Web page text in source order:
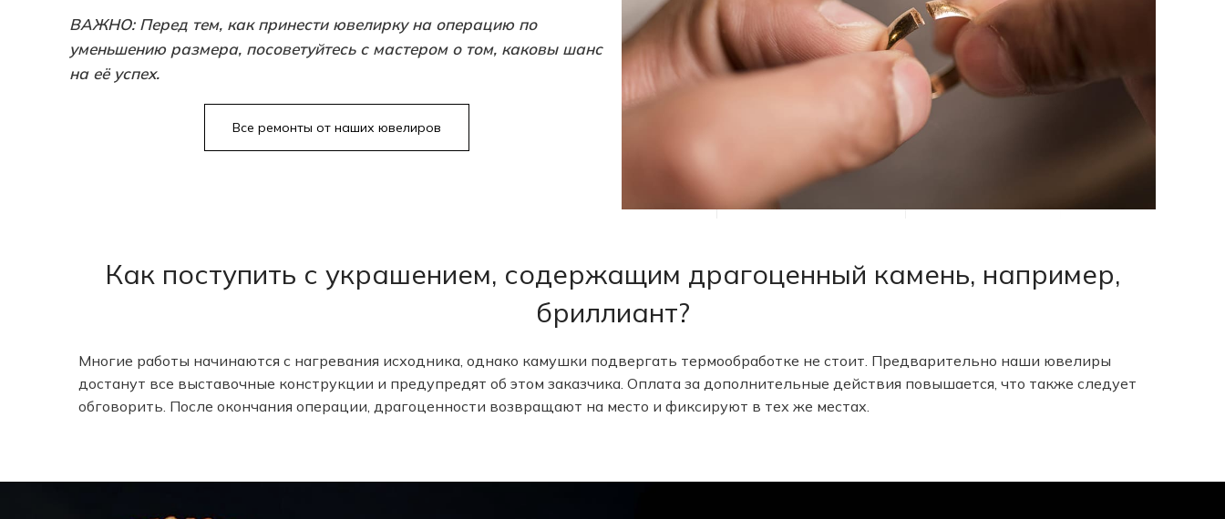
ВАЖНО: Перед тем, как принести ювелирку на операцию по
уменьшению размера, посоветуйтесь с мастером о том, каковы шанс
на её успех.
Все ремонты от наших ювелиров
Как поступить с украшением, содержащим драгоценный камень, например,
бриллиант?
Многие работы начинаются с нагревания исходника, однако камушки подвергать термообработке не стоит. Предварительно наши ювелиры
достанут все выставочные конструкции и предупредят об этом заказчика. Оплата за дополнительные действия повышается, что также следует
обговорить. После окончания операции, драгоценности возвращают на место и фиксируют в тех же местах.